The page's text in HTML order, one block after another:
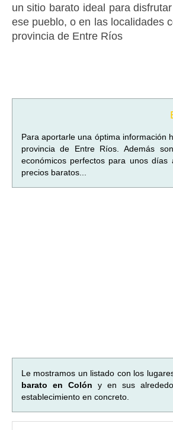
un sitio barato ideal para
ese pueblo, o en las localidades
provincia de Entre Ríos
Para aportarle una óptima información
provincia de Entre Ríos. Además
económicos perfectos para unos días
precios baratos...
Le mostramos un listado con los
barato en Colón y en sus
establecimiento en concreto.